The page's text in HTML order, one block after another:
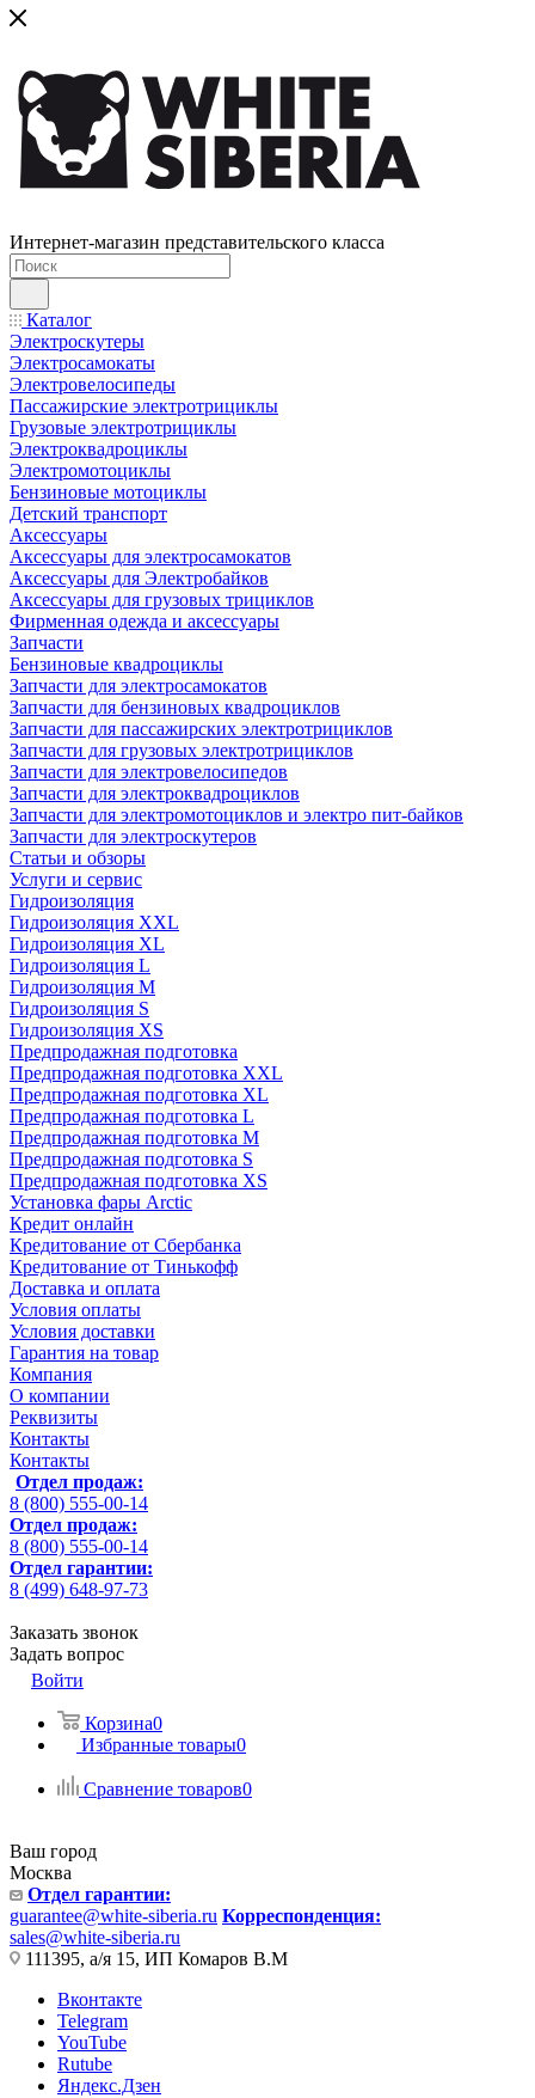
Интернет-магазин представительского класса
Каталог
Электроскутеры
Электросамокаты
Электровелосипеды
Пассажирские электротрициклы
Грузовые электротрициклы
Электроквадроциклы
Электромотоциклы
Бензиновые мотоциклы
Детский транспорт
Аксессуары
Аксессуары для электросамокатов
Аксессуары для Электробайков
Аксессуары для грузовых трициклов
Фирменная одежда и аксессуары
Запчасти
Бензиновые квадроциклы
Запчасти для электросамокатов
Запчасти для бензиновых квадроциклов
Запчасти для пассажирских электротрициклов
Запчасти для грузовых электротрициклов
Запчасти для электровелосипедов
Запчасти для электроквадроциклов
Запчасти для электромотоциклов и электро пит-байков
Запчасти для электроскутеров
Статьи и обзоры
Услуги и сервис
Гидроизоляция
Гидроизоляция XXL
Гидроизоляция XL
Гидроизоляция L
Гидроизоляция M
Гидроизоляция S
Гидроизоляция XS
Предпродажная подготовка
Предпродажная подготовка XXL
Предпродажная подготовка XL
Предпродажная подготовка L
Предпродажная подготовка M
Предпродажная подготовка S
Предпродажная подготовка XS
Установка фары Arctic
Кредит онлайн
Кредитование от Сбербанка
Кредитование от Тинькофф
Доставка и оплата
Условия оплаты
Условия доставки
Гарантия на товар
Компания
О компании
Реквизиты
Контакты
Контакты
Отдел продаж:
8 (800) 555-00-14
Отдел продаж:
8 (800) 555-00-14
Отдел гарантии:
8 (499) 648-97-73
Заказать звонок
Задать вопрос
Войти
Корзина0
Избранные товары0
Сравнение товаров0
Ваш город
Москва
Отдел гарантии:
guarantee@white-siberia.ru Корреспонденция:
sales@white-siberia.ru
111395, а/я 15, ИП Комаров В.М
Вконтакте
Telegram
YouTube
Rutube
Яндекс.Дзен